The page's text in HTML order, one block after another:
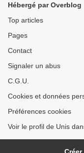
Hébergé par Overblog
Top articles
Pages
Contact
Signaler un abus
C.G.U.
Cookies et données
Préférences cookies
Voir le profil de Unis